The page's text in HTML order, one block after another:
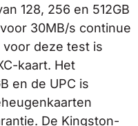
128, 256 en 512GB
30MB/s continue
deze test is
kaart. Het
en de UPC is
De Kingston-